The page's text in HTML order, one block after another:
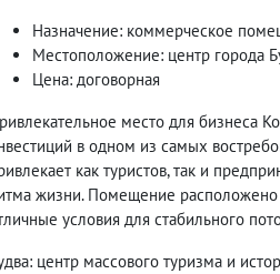
Назначение: коммерческое
Местоположение: центр города
Цена: договорная
место для бизнеса
в одном из самых
как туристов, так и
жизни. Помещение
условия для стабильного
центр массового туризма и